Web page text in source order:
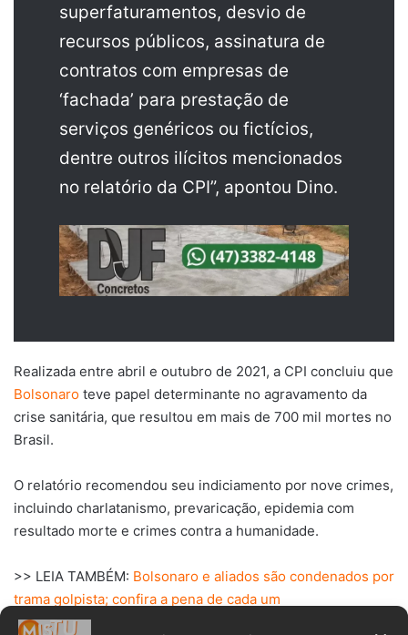
superfaturamentos, desvio de
recursos públicos, assinatura de
contratos com empresas de
‘fachada’ para prestação de
serviços genéricos ou fictícios,
dentre outros ilícitos mencionados
no relatório da CPI”, apontou Dino.
Realizada entre abril e outubro de 2021, a CPI concluiu que
Bolsonaro teve papel determinante no agravamento da
crise sanitária, que resultou em mais de 700 mil mortes no
Brasil.
O relatório recomendou seu indiciamento por nove crimes,
incluindo charlatanismo, prevaricação, epidemia com
resultado morte e crimes contra a humanidade.
>> LEIA TAMBÉM: Bolsonaro e aliados são condenados por
trama golpista; confira a pena de cada um